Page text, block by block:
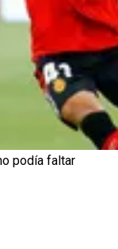
podía faltar